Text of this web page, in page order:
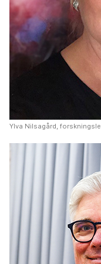
Ylva Nilsagård,